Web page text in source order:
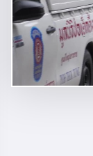
ოჯახის
მსოფლიო